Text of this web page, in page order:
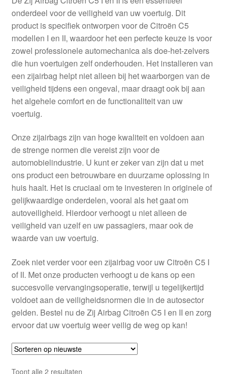
Kassa
Klachten
Klachtenprocedure
Levering
Mijn account
Over ons
Privacybeleid
Wereldwijde verzending
Winkelwagen
onderdeel voor de veiligheid van uw voertuig. Dit
product is specifiek ontworpen voor de Citroën C5
modellen I en II, waardoor het een perfecte keuze is voor
zowel professionele automechanica als doe-het-zelvers
die hun voertuigen zelf onderhouden. Het installeren van
een zijairbag helpt niet alleen bij het waarborgen van de
veiligheid tijdens een ongeval, maar draagt ook bij aan
het algehele comfort en de functionaliteit van uw
voertuig.
Onze zijairbags zijn van hoge kwaliteit en voldoen aan
de strenge normen die vereist zijn voor de
automobielindustrie. U kunt er zeker van zijn dat u met
ons product een betrouwbare en duurzame oplossing in
huis haalt. Het is cruciaal om te investeren in originele of
gelijkwaardige onderdelen, vooral als het gaat om
autoveiligheid. Hierdoor verhoogt u niet alleen de
veiligheid van uzelf en uw passagiers, maar ook de
waarde van uw voertuig.
Zoek niet verder voor een zijairbag voor uw Citroën C5 I
of II. Met onze producten verhoogt u de kans op een
succesvolle vervangingsoperatie, terwijl u tegelijkertijd
voldoet aan de veiligheidsnormen die in de autosector
gelden. Bestel nu de Zij Airbag Citroën C5 I en II en zorg
ervoor dat uw voertuig weer veilig de weg op kan!
Toont alle 2 resultatenGesorteerd